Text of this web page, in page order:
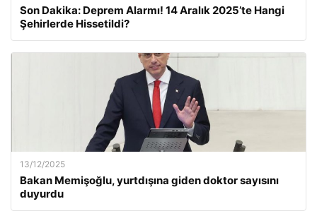
Son Dakika: Deprem Alarmı! 14 Aralık 2025’te Hangi
Şehirlerde Hissetildi?
13/12/2025
Bakan Memişoğlu, yurtdışına giden doktor sayısını
duyurdu